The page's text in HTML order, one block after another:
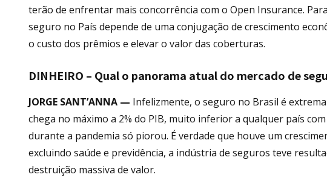
terão de enfrentar mais concorrência com o Open Insurance.
seguro no País depende de uma conjugação de crescimento
o custo dos prêmios e elevar o valor das coberturas.
DINHEIRO – Qual o panorama atual do mercado de
JORGE SANT’ANNA — Infelizmente, o seguro no Brasil é
chega no máximo a 2% do PIB, muito inferior a qualquer país
durante a pandemia só piorou. É verdade que houve um
excluindo saúde e previdência, a indústria de seguros teve
destruição massiva de valor.